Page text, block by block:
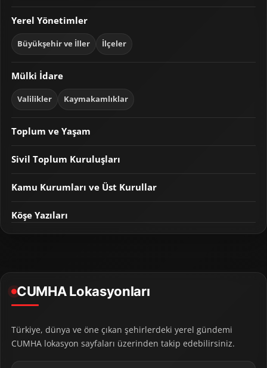
Yerel Yönetimler
Büyükşehir ve İller İlçeler
Mülki İdare
Valilikler Kaymakamlıklar
Toplum ve Yaşam
Sivil Toplum Kuruluşları
Kamu Kurumları ve Üst Kurullar
Köşe Yazıları
CUMHA Lokasyonları
Türkiye, dünya ve öne çıkan şehirlerdeki yerel gündemi
CUMHA lokasyon sayfaları üzerinden takip edebilirsiniz.